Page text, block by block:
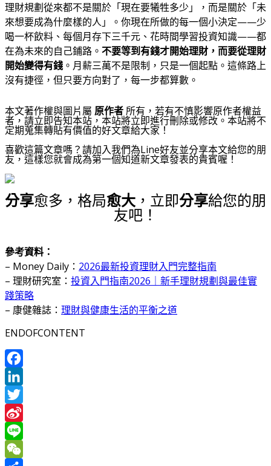
理財規劃從來都不是關於「現在要犧牲多少」，而是關於「未
來想要成為什麼樣的人」。你現在所做的每一個小決定——少
喝一杯飲料、每個月存下三千元、花時間學習投資知識——都
在為未來的自己鋪路。 不要等到有錢才開始理財，而要從理財
開始變得有錢 。月薪三萬不是限制，只是一個起點。這條路上
沒有捷徑，但只要方向對了，每一步都算數。
本文著作權與圖片屬 原作者 所有，若有不慎影響原作者權益
者，請立即告知本站，本站將立即進行刪除或修改。本站將不
定期蒐集轉貼有價值的好文章給大家！
喜歡這篇文章嗎？請加入我們為Line好友並分享本文給您的朋
友，這樣您就會成為第一個知道新文章發表的貴賓喔！
分享愈多，格局愈大 ，立即分享給您的朋
友吧！
參考資料：
– Money Daily： 2026最新投資理財入門完整指南
– 理財研究室： 投資入門指南2026｜新手理財規劃與最佳實
踐策略
– 康健雜誌： 理財與健康生活的平衡之道
ENDOFCONTENT